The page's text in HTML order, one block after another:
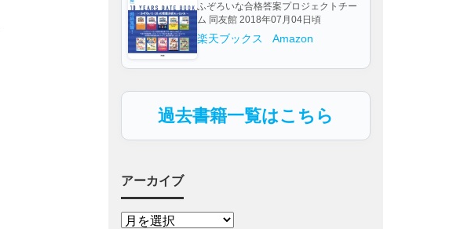
ふぞろいな合格答案プロジェクトチー
ム 同友館 2018年07月04日頃
楽天ブックス Amazon
過去書籍一覧はこちら
アーカイブ